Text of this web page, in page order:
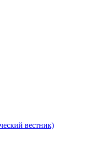
вестник)